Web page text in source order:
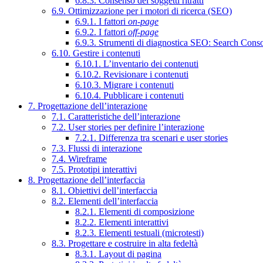
6.9. Ottimizzazione per i motori di ricerca (SEO)
6.9.1. I fattori on-page
6.9.2. I fattori off-page
6.9.3. Strumenti di diagnostica SEO: Search
6.10. Gestire i contenuti
6.10.1. L’inventario dei contenuti
6.10.2. Revisionare i contenuti
6.10.3. Migrare i contenuti
6.10.4. Pubblicare i contenuti
7. Progettazione dell’interazione
7.1. Caratteristiche dell’interazione
7.2. User stories per definire l’interazione
7.2.1. Differenza tra scenari e user stories
7.3. Flussi di interazione
7.4. Wireframe
7.5. Prototipi interattivi
8. Progettazione dell’interfaccia
8.1. Obiettivi dell’interfaccia
8.2. Elementi dell’interfaccia
8.2.1. Elementi di composizione
8.2.2. Elementi interattivi
8.2.3. Elementi testuali (microtesti)
8.3. Progettare e costruire in alta fedeltà
8.3.1. Layout di pagina